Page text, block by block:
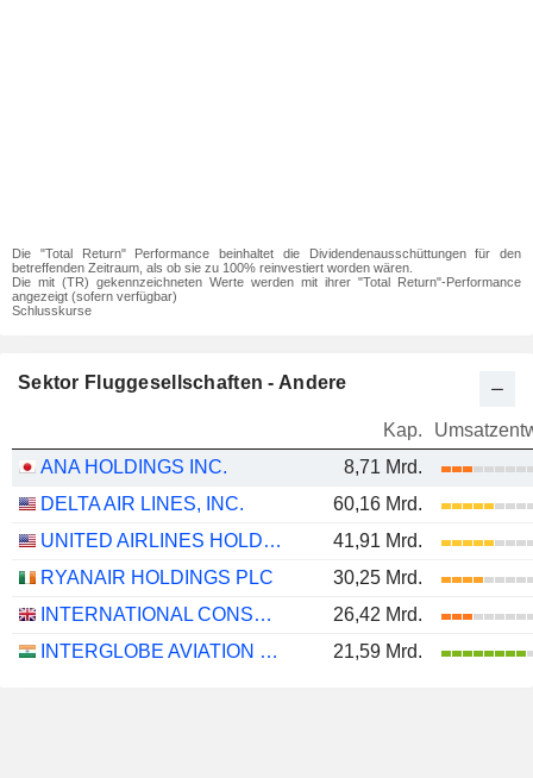
Die "Total Return" Performance beinhaltet die Dividendenausschüttungen für den
betreffenden Zeitraum, als ob sie zu 100% reinvestiert worden wären.
Die mit (TR) gekennzeichneten Werte werden mit ihrer "Total Return"-Performance
angezeigt (sofern verfügbar)
Schlusskurse
Sektor Fluggesellschaften - Andere
Kap.
ANA HOLDINGS INC.
8,71 Mrd.
DELTA AIR LINES, INC.
60,16 Mrd.
UNITED AIRLINES HOLDINGS, INC.
41,91 Mrd.
RYANAIR HOLDINGS PLC
30,25 Mrd.
INTERNATIONAL CONSOLIDATED AIRLINES GROUP, S.A.
26,42 Mrd.
INTERGLOBE AVIATION LIMITED
21,59 Mrd.